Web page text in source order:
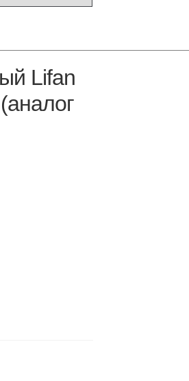
Lifan